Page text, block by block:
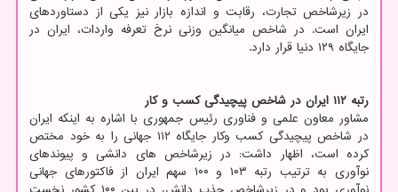
در زیرشاخص تجارت، رقابت و اندازه بازار نیز یکی از دستاوردهای
ایران است. در شاخص میانگین وزنی نرخ تعرفه واردات، ایران در
جایگاه ۱۲۹ دنیا قرار دارد.
رتبه ۱۱۲ ایران در شاخص پیچیدگی کسب و کار
مشاور معاون علمی و فناوری رئیس جمهوری با اشاره به اینکه ایران
در شاخص پیچیدگی کسب وکار جایگاه ۱۱۲ جهانی را به خود مختص
کرده است، اظهار داشت: در زیرشاخص های دانشی و پیوندهای
نوآوری به ترتیب رتبه ۱۰۳ و ۱۰۰ سهم ایران از فاکتورهای جهانی